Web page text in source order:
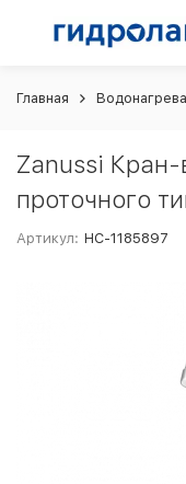
Главная
Zanussi Кран-
проточного
Артикул: НС-1185897